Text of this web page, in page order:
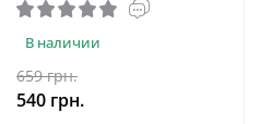
В наличии
659 грн.
540 грн.